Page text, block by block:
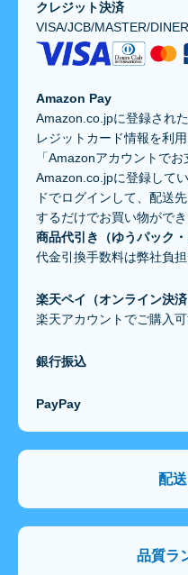
クレジット決済
VISA/JCB/MASTER/
Amazon Pay
Amazon.co.jpに登録され
レジットカード情報を利
「Amazonアカウントでお
Amazon.co.jpに登録して
ドでログインして、配送
するだけでお買い物ができ
商品代引き（ゆうパック・
代金引換手数料は弊社負
楽天ペイ（オンライン決済
楽天アカウントでご購入可
銀行振込
PayPay
配
品質ラ